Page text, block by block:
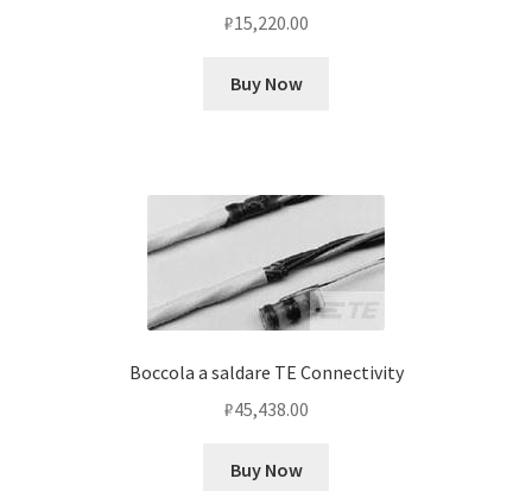
₽15,220.00
Buy Now
Boccola a saldare TE Connectivity
₽45,438.00
Buy Now